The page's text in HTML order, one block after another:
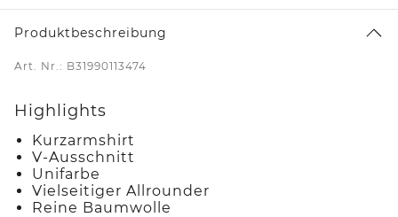
Produktbeschreibung
Art. Nr.: B31990113474
Highlights
Kurzarmshirt
V-Ausschnitt
Unifarbe
Vielseitiger Allrounder
Reine Baumwolle